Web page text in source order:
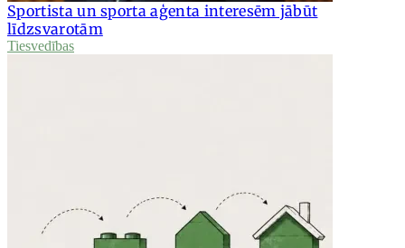
Sportista un sporta aģenta interesēm jābūt
līdzsvarotām
Tiesvedības